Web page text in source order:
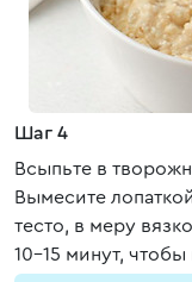
Шаг 4
Всыпьте в
Вымесите
тесто, в меру
10-15 минут, чтобы